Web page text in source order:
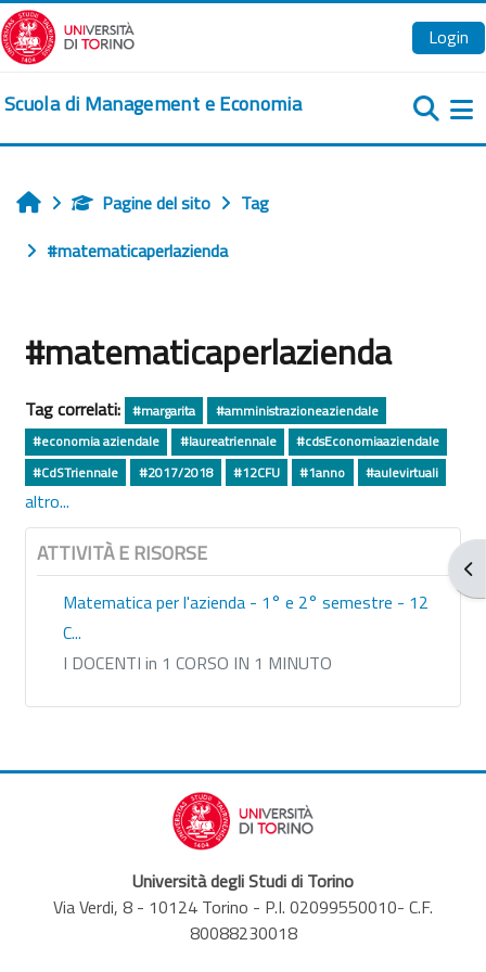
Vai al contenuto principale
Login
Scuola di Management e Economia
HomePagine del sito
Tag
#matematicaperlazienda
#matematicaperlazienda
Tag correlati: #margarita
#amministrazioneaziendale
#economia aziendale
#laureatriennale
#cdsEconomiaaziendale
#CdSTriennale
#2017/2018 #12CFU #1anno #aulevirtuali
altro...
ATTIVITÀ E RISORSE
Matematica per l'azienda - 1° e 2° semestre - 12
C...
I DOCENTI in 1 CORSO IN 1 MINUTO
Università degli Studi di Torino
Via Verdi, 8 - 10124 Torino - P.I. 02099550010- C.F.
80088230018